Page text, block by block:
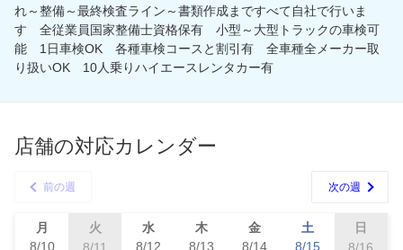
れ～整備～最終検査ライン～書類作成まですべて自社で行いま
す 全従業員国家整備士資格保有 小型～大型トラックの車検可
能 1日車検OK 各種車検コースと割引有 全車種全メーカー取
り扱いOK 10人乗りハイエースレンタカー有
店舗の対応カレンダー
前の週 次の週
月
8/10
火
8/11
水
8/12
木
8/13
金
8/14
土
8/15
日
8/16